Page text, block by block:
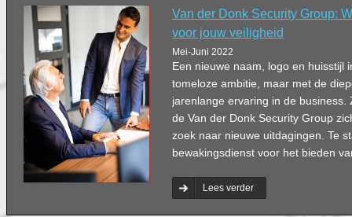
Van der Donk Security Group:
voor jouw veiligheid
Mei-Juni 2022
Een nieuwe naam, logo en huisstijl
tomeloze ambitie, maar met de
jarenlange ervaring in de business.
de Van der Donk Security Group
zoek naar nieuwe uitdagingen. Te
bewakingsdienst voor het bieden
Lees verder